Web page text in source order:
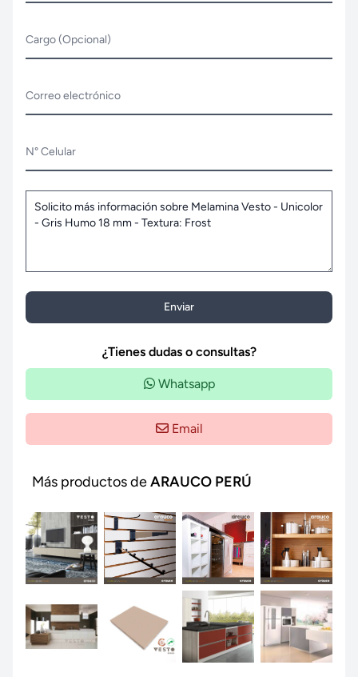
Cargo (Opcional)
Correo electrónico
N° Celular
Enviar
¿Tienes dudas o consultas?
Whatsapp
Email
Más productos deARAUCO PERÚ